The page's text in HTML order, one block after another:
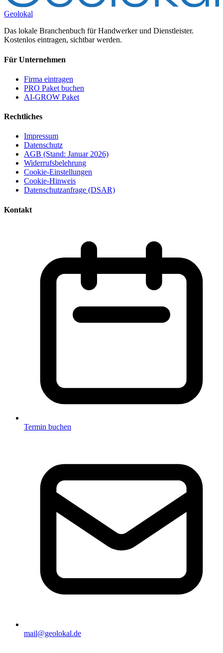
Geolokal
Das lokale Branchenbuch für Handwerker und Dienstleister.
Kostenlos eintragen, sichtbar werden.
Für Unternehmen
Firma eintragen
PRO Paket buchen
AI-GROW Paket
Rechtliches
Impressum
Datenschutz
AGB (Stand: Januar 2026)
Widerrufsbelehrung
Cookie-Einstellungen
Cookie-Hinweis
Datenschutzanfrage (DSAR)
Kontakt
Termin buchen
mail@geolokal.de